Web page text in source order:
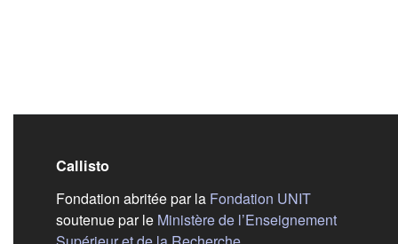
Callisto
Fondation abritée par la Fondation UNIT(s'ouvre
soutenue par le Ministère de l’Enseignement